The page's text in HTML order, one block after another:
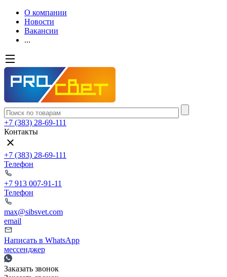
О компании
Новости
Вакансии
...
+7 (383) 28-69-111
Контакты
+7 (383) 28-69-111
Телефон
+7 913 007-91-11
Телефон
max@sibsvet.com
email
Написать в WhatsApp
мессенджер
Заказать звонок